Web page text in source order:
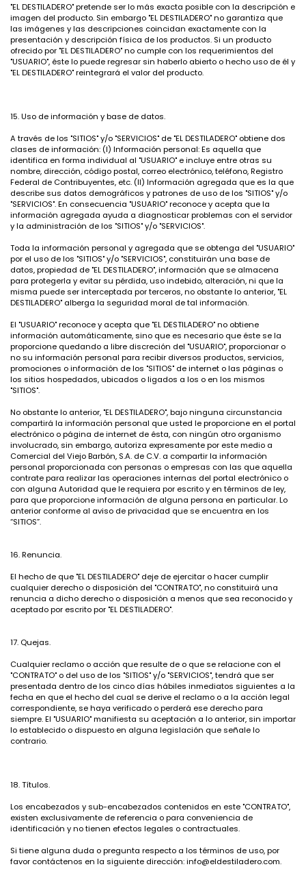
"EL DESTILADERO" pretende ser lo más exacta posible con la descripción e
imagen del producto. Sin embargo "EL DESTILADERO" no garantiza que
las imágenes y las descripciones coincidan exactamente con la
presentación y descripción física de los productos. Si un producto
ofrecido por "EL DESTILADERO" no cumple con los requerimientos del
"USUARIO", éste lo puede regresar sin haberlo abierto o hecho uso de él y
"EL DESTILADERO" reintegrará el valor del producto.
15. Uso de información y base de datos.
A través de los "SITIOS" y/o "SERVICIOS" de "EL DESTILADERO" obtiene dos
clases de información: (I) Información personal: Es aquella que
identifica en forma individual al "USUARIO" e incluye entre otras su
nombre, dirección, código postal, correo electrónico, teléfono, Registro
Federal de Contribuyentes, etc. (II) Información agregada que es la que
describe sus datos demográficos y patrones de uso de los "SITIOS" y/o
"SERVICIOS". En consecuencia "USUARIO" reconoce y acepta que la
información agregada ayuda a diagnosticar problemas con el servidor
y la administración de los "SITIOS" y/o "SERVICIOS".
Toda la información personal y agregada que se obtenga del "USUARIO"
por el uso de los "SITIOS" y/o "SERVICIOS", constituirán una base de
datos, propiedad de "EL DESTILADERO", información que se almacena
para protegerla y evitar su pérdida, uso indebido, alteración, ni que la
misma puede ser interceptada por terceros, no obstante lo anterior, "EL
DESTILADERO" alberga la seguridad moral de tal información.
El "USUARIO" reconoce y acepta que "EL DESTILADERO" no obtiene
información automáticamente, sino que es necesario que éste se la
proporcione quedando a libre discreción del "USUARIO", proporcionar o
no su información personal para recibir diversos productos, servicios,
promociones o información de los "SITIOS" de internet o las páginas o
los sitios hospedados, ubicados o ligados a los o en los mismos
"SITIOS".
No obstante lo anterior, "EL DESTILADERO", bajo ninguna circunstancia
compartirá la información personal que usted le proporcione en el portal
electrónico o página de internet de ésta, con ningún otro organismo
involucrado, sin embargo, autoriza expresamente por este medio a
Comercial del Viejo Barbón, S.A. de C.V. a compartir la información
personal proporcionada con personas o empresas con las que aquella
contrate para realizar las operaciones internas del portal electrónico o
con alguna Autoridad que le requiera por escrito y en términos de ley,
para que proporcione información de alguna persona en particular. Lo
anterior conforme al aviso de privacidad que se encuentra en los
“SITIOS”.
16. Renuncia.
El hecho de que "EL DESTILADERO" deje de ejercitar o hacer cumplir
cualquier derecho o disposición del "CONTRATO", no constituirá una
renuncia a dicho derecho o disposición a menos que sea reconocido y
aceptado por escrito por "EL DESTILADERO".
17. Quejas.
Cualquier reclamo o acción que resulte de o que se relacione con el
"CONTRATO" o del uso de los "SITIOS" y/o "SERVICIOS", tendrá que ser
presentada dentro de los cinco días hábiles inmediatos siguientes a la
fecha en que el hecho del cual se derive el reclamo o a la acción legal
correspondiente, se haya verificado o perderá ese derecho para
siempre. El "USUARIO" manifiesta su aceptación a lo anterior, sin importar
lo establecido o dispuesto en alguna legislación que señale lo
contrario.
18. Títulos.
Los encabezados y sub-encabezados contenidos en este "CONTRATO",
existen exclusivamente de referencia o para conveniencia de
identificación y no tienen efectos legales o contractuales.
Si tiene alguna duda o pregunta respecto a los términos de uso, por
favor contáctenos en la siguiente dirección:info@eldestiladero.com.